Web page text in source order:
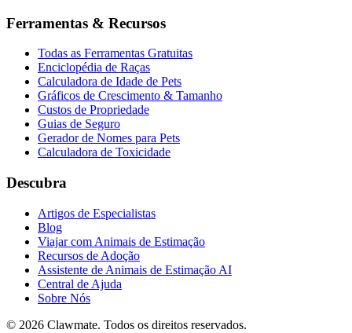
Ferramentas & Recursos
Todas as Ferramentas Gratuitas
Enciclopédia de Raças
Calculadora de Idade de Pets
Gráficos de Crescimento & Tamanho
Custos de Propriedade
Guias de Seguro
Gerador de Nomes para Pets
Calculadora de Toxicidade
Descubra
Artigos de Especialistas
Blog
Viajar com Animais de Estimação
Recursos de Adoção
Assistente de Animais de Estimação AI
Central de Ajuda
Sobre Nós
© 2026 Clawmate. Todos os direitos reservados.